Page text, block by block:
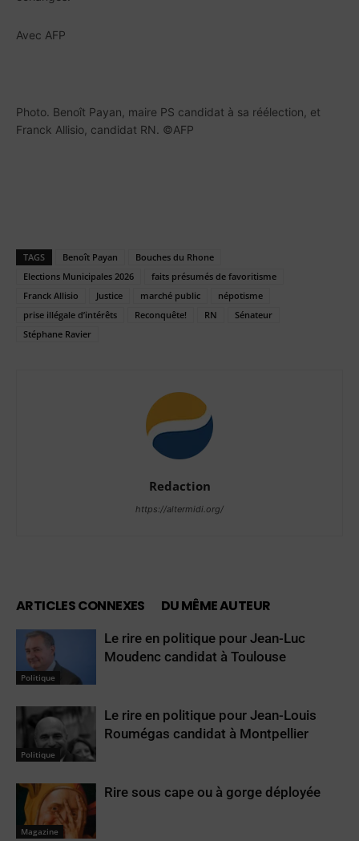
Avec AFP
Photo. Benoît Payan, maire PS candidat à sa réélection, et
Franck Allisio, candidat RN. ©AFP
TAGS Benoît Payan
Bouches du Rhone
Elections Municipales 2026
faits présumés de favoritisme
Franck Allisio
Justice marché public
népotisme
prise illégale d’intérêts
Reconquête! RN
Sénateur
Stéphane Ravier
Redaction
https://altermidi.org/
ARTICLES CONNEXES DU MÊME AUTEUR
Politique
Le rire en politique pour Jean-Luc
Moudenc candidat à Toulouse
Politique
Le rire en politique pour Jean-Louis
Roumégas candidat à Montpellier
Magazine
Rire sous cape ou à gorge déployée